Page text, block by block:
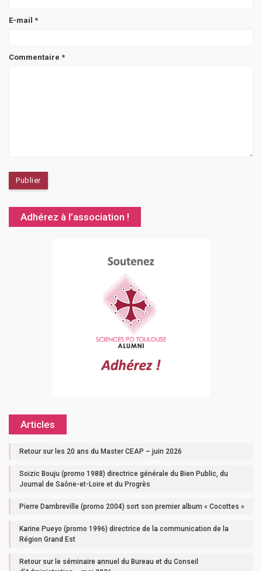
E-mail *
Commentaire *
Adhérez à l’association !
Articles
Retour sur les 20 ans du Master CEAP – juin 2026
Soizic Bouju (promo 1988) directrice générale du Bien Public, du
Journal de Saône-et-Loire et du Progrès
Pierre Dambreville (promo 2004) sort son premier album « Cocottes »
Karine Pueyo (promo 1996) directrice de la communication de la
Région Grand Est
Retour sur le séminaire annuel du Bureau et du Conseil